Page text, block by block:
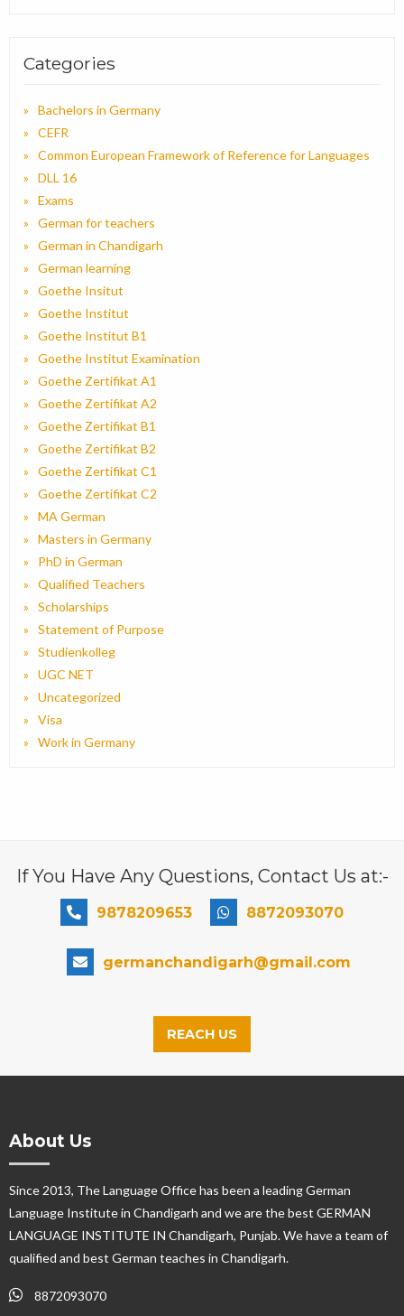
Categories
Bachelors in Germany
CEFR
Common European Framework of Reference for Languages
DLL 16
Exams
German for teachers
German in Chandigarh
German learning
Goethe Insitut
Goethe Institut
Goethe Institut B1
Goethe Institut Examination
Goethe Zertifikat A1
Goethe Zertifikat A2
Goethe Zertifikat B1
Goethe Zertifikat B2
Goethe Zertifikat C1
Goethe Zertifikat C2
MA German
Masters in Germany
PhD in German
Qualified Teachers
Scholarships
Statement of Purpose
Studienkolleg
UGC NET
Uncategorized
Visa
Work in Germany
If You Have Any Questions, Contact Us at:-
9878209653 8872093070
germanchandigarh@gmail.com
REACH US
About Us
Since 2013, The Language Office has been a leading German
Language Institute in Chandigarh and we are the best GERMAN
LANGUAGE INSTITUTE IN Chandigarh, Punjab. We have a team of
qualified and best German teaches in Chandigarh.
8872093070